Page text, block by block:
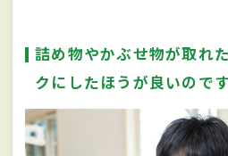
詰め物やかぶせ物が取れ
クにしたほうが良いので